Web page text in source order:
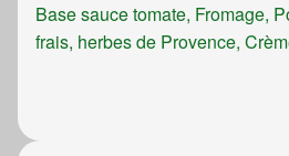
Base sauce tomate, Fromage,
frais, herbes de Provence,